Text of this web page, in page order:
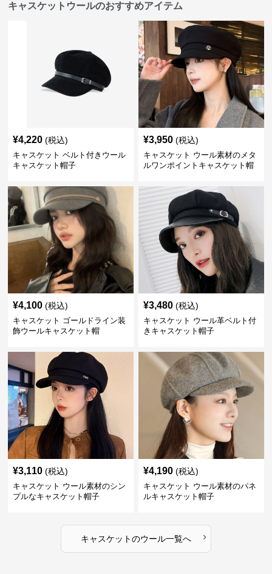
キャスケットウールのおすすめアイテム
¥4,220 (税込)
キャスケット ベルト付きウール
キャスケット帽子
¥3,950 (税込)
キャスケット ウール素材のメタ
ルワンポイントキャスケット帽
¥4,100 (税込)
キャスケット ゴールドライン装
飾ウールキャスケット帽
¥3,480 (税込)
キャスケット ウール革ベルト付
きキャスケット帽子
¥3,110 (税込)
キャスケット ウール素材のシン
プルなキャスケット帽子
¥4,190 (税込)
キャスケット ウール素材のパネ
ルキャスケット帽子
キャスケットのウール一覧へ ›